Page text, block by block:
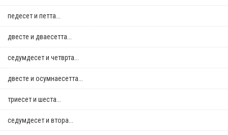
педесет и петта...
двестe и дваесетта...
седумдесет и четврта...
двестe и осумнaесетта...
триесет и шеста...
седумдесет и втора...